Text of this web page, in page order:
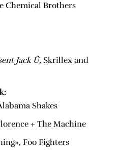
Chemical Brothers
Jack Ü,​ Skrillex and
Shakes
+ The Machine
Foo Fighters